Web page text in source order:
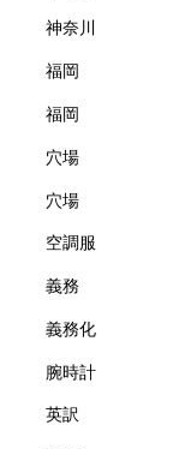
神奈川
福岡
福岡
穴場
穴場
空調服
義務
義務化
腕時計
英訳